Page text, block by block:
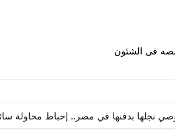
فى الشئون
نجلها بدفنها في مصر.. إحباط محاولة